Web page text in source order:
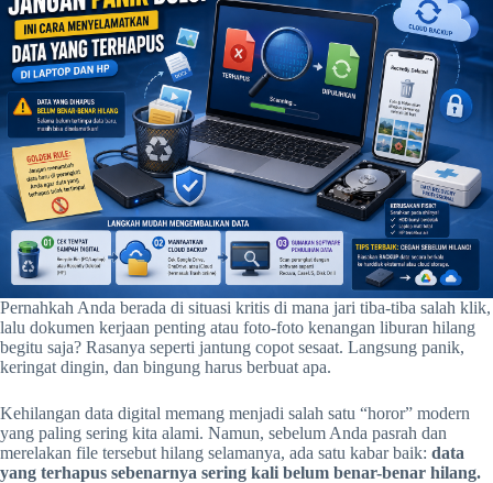
Pernahkah Anda berada di situasi kritis di mana jari tiba-tiba salah klik,
lalu dokumen kerjaan penting atau foto-foto kenangan liburan hilang
begitu saja? Rasanya seperti jantung copot sesaat. Langsung panik,
keringat dingin, dan bingung harus berbuat apa.
Kehilangan data digital memang menjadi salah satu “horor” modern
yang paling sering kita alami. Namun, sebelum Anda pasrah dan
merelakan file tersebut hilang selamanya, ada satu kabar baik: data
yang terhapus sebenarnya sering kali belum benar-benar hilang.